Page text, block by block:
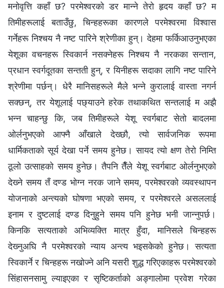
मनोवृत्ति कहाँ छ? परमेश्‍वरको डर मान्ने तेरो हृदय कहाँ छ? म
तिमीहरूलाई बताउँछु, चिन्हहरूका कारणले परमेश्‍वरमा विश्‍वास
गर्नेहरू निश्‍चय नै नष्ट पारिने श्रेणीका हुन्। देहमा फर्किआउनुभएका
येशूका वचनहरू स्विकार्न नसक्‍नेहरू निश्‍चय नै नरकका सन्तान,
प्रधान स्वर्गदूतका सन्तती हुन्, र यिनीहरू सदाका लागि नष्ट पारिने
श्रेणीमा पर्छन्। धेरै मानिसहरूले मैले भन्ने कुरालाई वास्ता नगर्न
सक्छन्, तर येशूलाई पछ्याउने हरेक तथाकथित सन्तलाई म अझै
भन्न चाहन्छु कि, जब तिमीहरूले येशू स्वर्गबाट सेतो बादलमा
ओर्लनुभएको आफ्नै आँखाले देख्छौ, त्यो सार्वजनिक रूपमा
धार्मिकताको सूर्य देखा पर्ने समय हुनेछ। सायद त्यो क्षण तेरो निम्ति
ठूलो उत्साहको समय हुनेछ। तैपनि तैँले येशू स्वर्गबाट ओर्लनुभएको
देख्‍ने समय तँ दण्ड भोग्‍न नरक जाने समय, परमेश्‍वरको व्यवस्थापन
योजनाको अन्त्यको घोषणा भएको समय, र परमेश्‍वरले असललाई
इनाम र दुष्टलाई दण्ड दिनुहुने समय पनि हुनेछ भनी जान्‍नुपर्छ।
किनकि सत्यताको अभिव्यक्ति मात्र हुँदा, मानिसले चिन्हहरू
देख्‍नुअघि नै परमेश्‍वरको न्याय अन्त्य भइसकेको हुनेछ। सत्यता
स्विकार्ने र चिन्हहरू नखोज्ने अनि यसरी शुद्ध गरिएकाहरू परमेश्‍वरको
सिंहासनसामु ल्याइएका र सृष्टिकर्ताको अङ्गालोमा प्रवेश गरेका